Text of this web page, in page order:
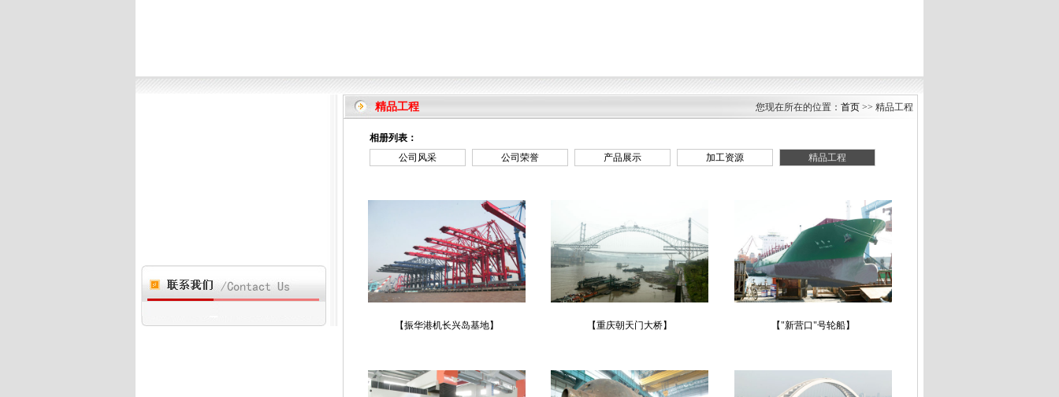
您现在所在的位置： 首页 >> 精品工程
精品工程
相册列表：
公司风采
公司荣誉 产品展示 加工资源 精品工程
【振华港机长兴岛基地】 【重庆朝天门大桥】 【"新营口"号轮船】